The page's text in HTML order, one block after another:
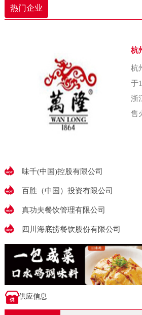
还能照顾照
季匆忙抛售
一难题，金
研究决策
金五园农业
热门企业
杭
杭
于
浙
售
味千(中国)控股有限公司
百胜（中国）投资有限公司
真功夫餐饮管理有限公司
四川海底捞餐饮股份有限公司
供应信息